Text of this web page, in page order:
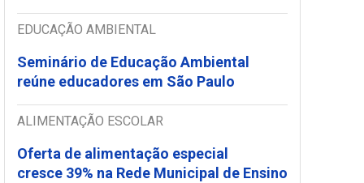
EDUCAÇÃO AMBIENTAL
Seminário de Educação Ambiental
reúne educadores em São Paulo
ALIMENTAÇÃO ESCOLAR
Oferta de alimentação especial
cresce 39% na Rede Municipal de Ensino